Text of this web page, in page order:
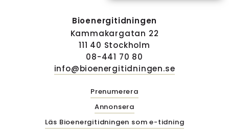
Bioenergitidningen
Kammakargatan 22
111 40 Stockholm
08-441 70 80
info@bioenergitidningen.se
Prenumerera
Annonsera
Läs Bioenergitidningen som e-tidning